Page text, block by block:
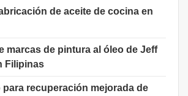
de aceite de cocina en
marcas de pintura al óleo de Jeff
Filipinas
para recuperación mejorada de